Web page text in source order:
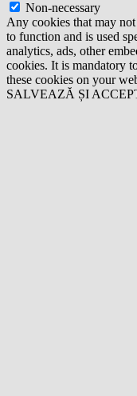
Non-necessary
Any cookies that may
to function and is used
analytics, ads, other
cookies. It is mandatory
these cookies on your
SALVEAZĂ ȘI